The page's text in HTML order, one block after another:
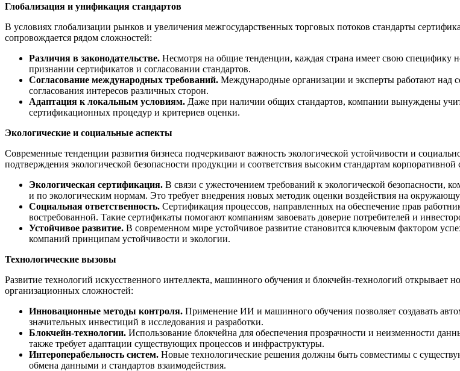
Глобализация и унификация стандартов
В условиях глобализации рынков и увеличения межгосударственных торговых потоков стандарты
сопровождается рядом сложностей:
Различия в законодательстве. Несмотря на общие тенденции, каждая страна имеет свою специфику
признании сертификатов и согласовании стандартов.
Согласование международных требований. Международные организации и эксперты работают над
согласования интересов различных сторон.
Адаптация к локальным условиям. Даже при наличии общих стандартов, компании вынуждены
сертификационных процедур и критериев оценки.
Экологические и социальные аспекты
Современные тенденции развития бизнеса подчеркивают важность экологической устойчивости и
подтверждения экологической безопасности продукции и соответствия высоким стандартам корпоративной
Экологическая сертификация. В связи с ужесточением требований к экологической безопасности,
и по экологическим нормам. Это требует внедрения новых методик оценки воздействия на
Социальная ответственность. Сертификация процессов, направленных на обеспечение прав
востребованной. Такие сертификаты помогают компаниям завоевать доверие потребителей и
Устойчивое развитие. В современном мире устойчивое развитие становится ключевым фактором
компаний принципам устойчивости и экологии.
Технологические вызовы
Развитие технологий искусственного интеллекта, машинного обучения и блокчейн-технологий
организационных сложностей:
Инновационные методы контроля. Применение ИИ и машинного обучения позволяет создавать
значительных инвестиций в исследования и разработки.
Блокчейн-технологии. Использование блокчейна для обеспечения прозрачности и неизменности
также требует адаптации существующих процессов и инфраструктуры.
Интероперабельность систем. Новые технологические решения должны быть совместимы с
обмена данными и стандартов взаимодействия.